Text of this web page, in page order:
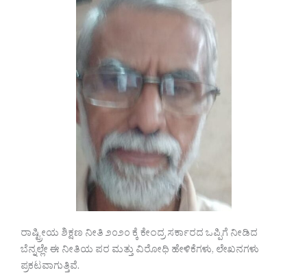
ರಾಷ್ಟ್ರೀಯ ಶಿಕ್ಷಣ ನೀತಿ ೨೦೨೦ ಕ್ಕೆ ಕೇಂದ್ರ ಸರ್ಕಾರದ ಒಪ್ಪಿಗೆ ನೀಡಿದ
ಬೆನ್ನಲ್ಲೇ ಈ ನೀತಿಯ ಪರ ಮತ್ತು ವಿರೋಧಿ ಹೇಳಿಕೆಗಳು, ಲೇಖನಗಳು
ಪ್ರಕಟವಾಗುತ್ತಿವೆ.